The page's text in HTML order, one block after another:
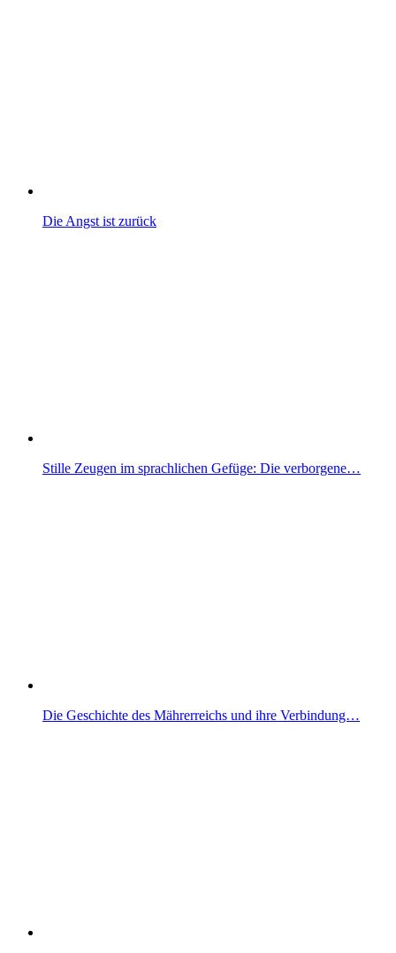
Die Angst ist zurück
Stille Zeugen im sprachlichen Gefüge: Die verborgene…
Die Geschichte des Mährerreichs und ihre Verbindung…